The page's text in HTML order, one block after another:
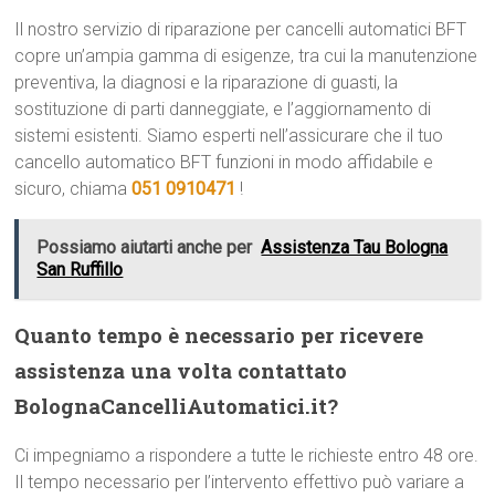
Il nostro servizio di riparazione per cancelli automatici BFT
copre un’ampia gamma di esigenze, tra cui la manutenzione
preventiva, la diagnosi e la riparazione di guasti, la
sostituzione di parti danneggiate, e l’aggiornamento di
sistemi esistenti. Siamo esperti nell’assicurare che il tuo
cancello automatico BFT funzioni in modo affidabile e
sicuro, chiama051 0910471 !
Possiamo aiutarti anche per Assistenza Tau Bologna
San Ruffillo
Quanto tempo è necessario per ricevere
assistenza una volta contattato
BolognaCancelliAutomatici.it?
Ci impegniamo a rispondere a tutte le richieste entro 48 ore.
Il tempo necessario per l’intervento effettivo può variare a